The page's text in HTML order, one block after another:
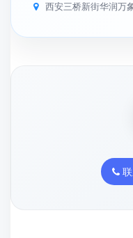
西安三桥新街华润万
联